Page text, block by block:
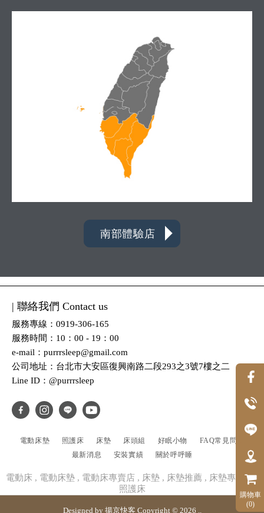
南部體驗店
| 聯絡我們 Contact us
服務專線：0919-306-165
服務時間：10：00 - 19：00
e-mail：purrrsleep@gmail.com
公司地址：台北市大安區復興南路二段293之3號7樓之二
Line ID：@purrrsleep
電動床墊 照護床 床墊 床頭組 好眠小物
FAQ常見問題
最新消息
安裝實績 關於呼呼睡
購物車
(0)
電動床 電動床墊 電動床專賣店 床墊 床墊推薦
床墊專賣店
照護床
Designed by 揚京快客 Copyright © 2026